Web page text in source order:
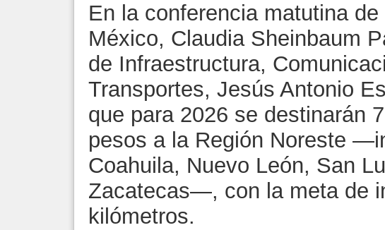
En la conferencia matutina
México, Claudia Sheinbaum
de Infraestructura,
Transportes, Jesús Antonio
que para 2026 se destinarán
pesos a la Región Noreste
Coahuila, Nuevo León, San
Zacatecas—, con la meta de
kilómetros.